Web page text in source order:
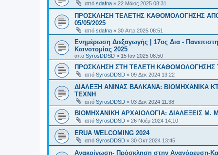
από sdafna » 22 Μάιος 2025 08:31
ΠΡΟΣΚΛΗΣΗ ΤΕΛΕΤΗΣ ΚΑΘΟΜΟΛΟΓΗΣΗΣ
05/05/2025
από sdafna » 30 Απρ 2025 08:51
Ενημέρωση Διεξαγωγής | 17ος Δια -
Καινοτομίας 2025
από SyrosDDSD » 15 Ιαν 2025 08:50
ΠΡΟΣΚΛΗΣΗ ΣΤΗ ΤΕΛΕΤΗ ΚΑΘΟΜΟΛΟΓΗΣΗΣ
από SyrosDDSD » 09 Δεκ 2024 13:22
ΔΙΑΛΕΞΗ ΑΝΙΝΑΣ ΒΑΛΚΑΝΑ: ΒΙΟΜΗΧΑΝΙΚΑ
ΤΕΧΝΗ
από SyrosDDSD » 03 Δεκ 2024 11:38
ΒΙΟΜΗΧΑΝΙΚΗ ΑΡΧΑΙΟΛΟΓΙΑ: ΔΙΑΛΕΞΕΙΣ Μ.
από SyrosDDSD » 26 Νοέμ 2024 14:10
ERUA WELCOMING 2024
από SyrosDDSD » 30 Οκτ 2024 13:45
Ανακοίνωση- Πρόσκληση στην Αναγόρευση-